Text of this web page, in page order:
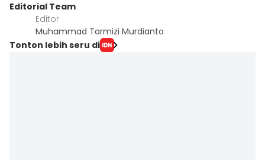
Editorial Team
Editor
Muhammad Tarmizi Murdianto
Tonton lebih seru di